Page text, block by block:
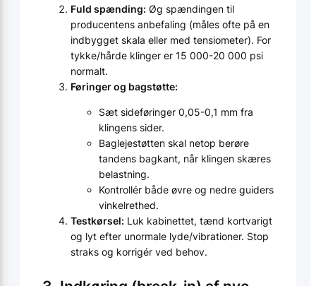
Fuld spænding: Øg spændingen til
producentens anbefaling (måles ofte på en
indbygget skala eller med tensiometer). For
tykke/hårde klinger er 15 000-20 000 psi
normalt.
Føringer og bagstøtte:
Sæt sideføringer 0,05-0,1 mm fra
klingens sider.
Baglejestøtten skal netop berøre
tandens bagkant, når klingen skæres
belastning.
Kontrollér både øvre og nedre guiders
vinkelrethed.
Testkørsel: Luk kabinettet, tænd kortvarigt
og lyt efter unormale lyde/vibrationer. Stop
straks og korrigér ved behov.